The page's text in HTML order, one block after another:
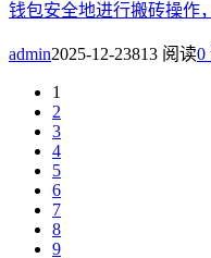
钱包安全地进行搬砖操作
admin2025-12-23813 阅读0
1
2
3
4
5
6
7
8
9